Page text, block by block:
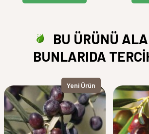
BU ÜRÜNÜ
BUNLARIDA
Yeni Ürün